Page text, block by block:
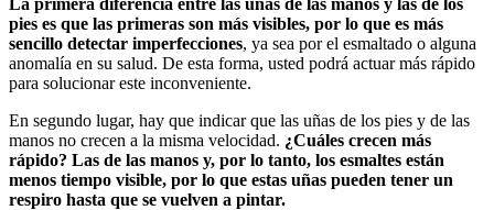
La primera diferencia entre las uñas de las manos y las de los
pies es que las primeras son más visibles, por lo que es más
sencillo detectar imperfecciones, ya sea por el esmaltado o alguna
anomalía en su salud. De esta forma, usted podrá actuar más rápido
para solucionar este inconveniente.
En segundo lugar, hay que indicar que las uñas de los pies y de las
manos no crecen a la misma velocidad. ¿Cuáles crecen más
rápido? Las de las manos y, por lo tanto, los esmaltes están
menos tiempo visible, por lo que estas uñas pueden tener un
respiro hasta que se vuelven a pintar.